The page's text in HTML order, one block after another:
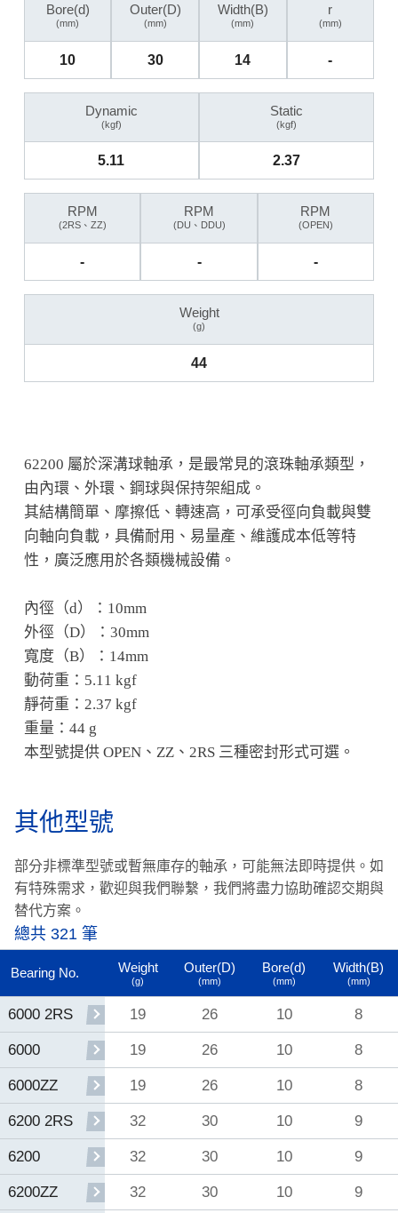
Bore(d)
(mm)
10
Outer(D)
(mm)
30
Width(B)
(mm)
14
r
(mm)
-
Dynamic
(kgf)
5.11
Static
(kgf)
2.37
RPM
(2RS、ZZ)
-
RPM
(DU、DDU)
-
RPM
(OPEN)
-
Weight
(g)
44
62200 屬於深溝球軸承，是最常見的滾珠軸承類型，
由內環、外環、鋼球與保持架組成。
其結構簡單、摩擦低、轉速高，可承受徑向負載與雙
向軸向負載，具備耐用、易量產、維護成本低等特
性，廣泛應用於各類機械設備。
內徑（d）：10mm
外徑（D）：30mm
寬度（B）：14mm
動荷重：5.11 kgf
靜荷重：2.37 kgf
重量：44 g
本型號提供 OPEN、ZZ、2RS 三種密封形式可選。
其他型號
部分非標準型號或暫無庫存的軸承，可能無法即時提供。 如
有特殊需求，歡迎與我們聯繫，我們將盡力協助確認交期與
替代方案。
總共 321 筆
Bearing No. Weight
(g)
Outer(D)
(mm)
Bore(d)
(mm)
Width(B)
(mm)
6000 2RS 19 26 10 8
6000 19 26 10 8
6000ZZ 19 26 10 8
6200 2RS 32 30 10 9
6200 32 30 10 9
6200ZZ 32 30 10 9